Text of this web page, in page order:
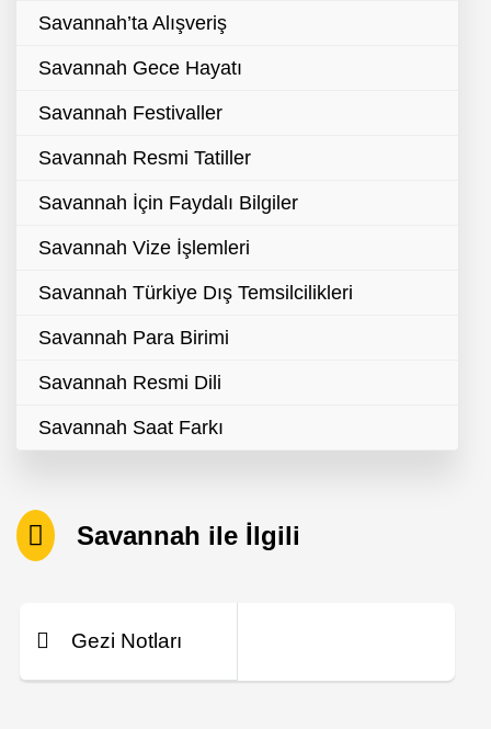
Savannah’ta Alışveriş
Savannah Gece Hayatı
Savannah Festivaller
Savannah Resmi Tatiller
Savannah İçin Faydalı Bilgiler
Savannah Vize İşlemleri
Savannah Türkiye Dış Temsilcilikleri
Savannah Para Birimi
Savannah Resmi Dili
Savannah Saat Farkı
Savannah ile İlgili
Gezi Notları